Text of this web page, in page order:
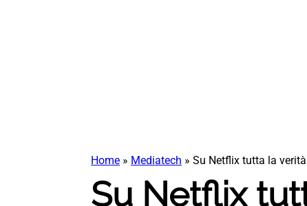
Home » Mediatech » Su Netflix tutta la
Su Netflix